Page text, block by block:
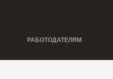
РАБОТОДАТЕЛЯМ